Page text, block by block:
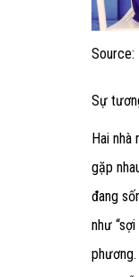
Source:
Sự
Hai
gặp
đang
như